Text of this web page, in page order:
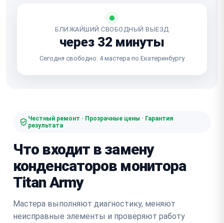
БЛИЖАЙШИЙ СВОБОДНЫЙ ВЫЕЗД
через 32 минуты
Сегодня свободно: 4 мастера по Екатеринбургу
Честный ремонт · Прозрачные цены · Гарантия
результата
Что входит в замену
конденсаторов монитора
Titan Army
Мастера выполняют диагностику, меняют
неисправные элементы и проверяют работу